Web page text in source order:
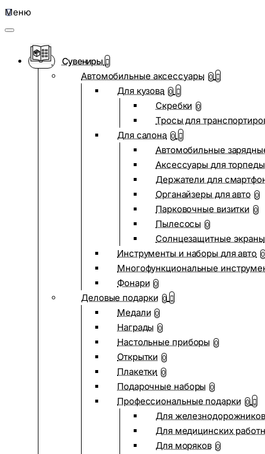
Меню
Сувениры
Автомобильные аксессуары 0
Для кузова 0
Скребки 0
Тросы для
Для салона 0
Автомобильные
Аксессуары для
Держатели для
Органайзеры для авто 0
Парковочные визитки 0
Пылесосы 0
Солнцезащитные экраны
Инструменты и наборы для авто 0
Многофункциональные
Фонари 0
Деловые подарки 0
Медали 0
Награды 0
Настольные приборы 0
Открытки 0
Плакетки 0
Подарочные наборы 0
Профессиональные подарки 0
Для железнодорожников
Для медицинских
Для моряков 0